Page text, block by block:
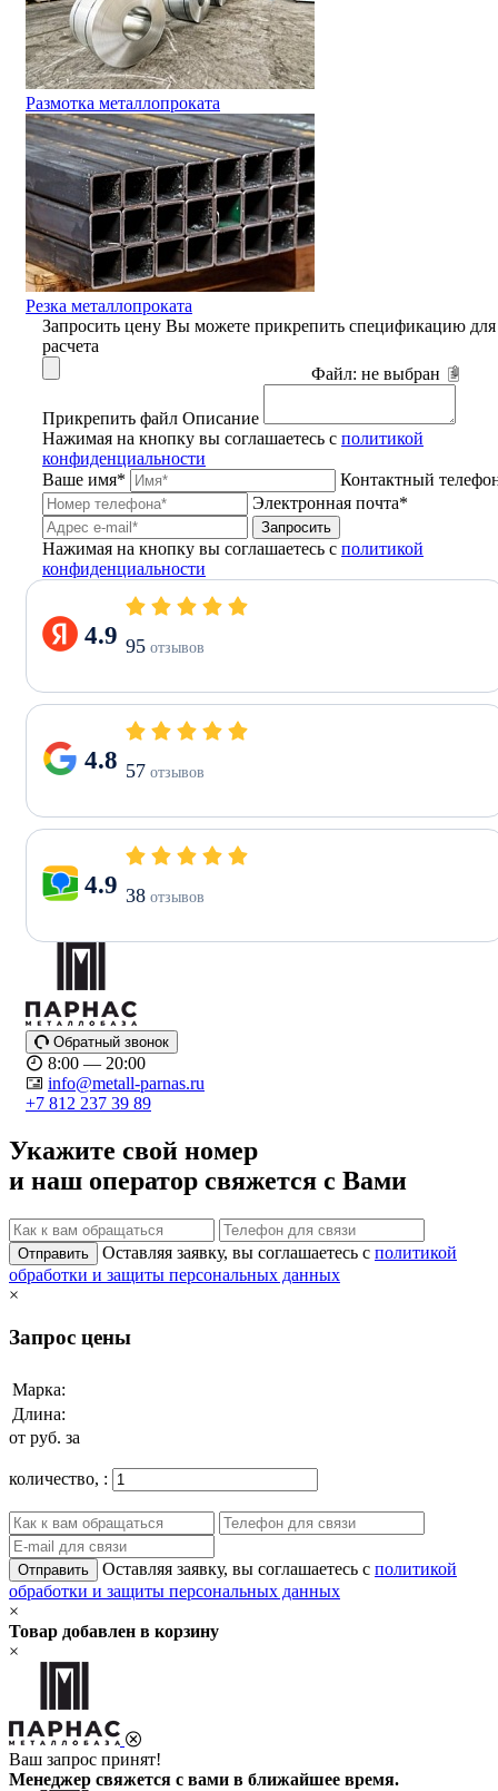
Размотка металлопроката
Резка металлопроката
Запросить цену Вы можете прикрепить спецификацию для
расчета
Файл: не выбран
Прикрепить файл Описание
Нажимая на кнопку вы соглашаетесь с политикой
конфиденциальности
Ваше имя*
Контактный
Электронная почта*
Запросить
Нажимая на кнопку вы соглашаетесь с политикой
конфиденциальности
4.9 95 отзывов
4.8 57 отзывов
4.9 38 отзывов
Обратный звонок
8:00 — 20:00
info@metall-parnas.ru
+7 812 237 39 89
Укажите свой номер
и наш оператор свяжется с Вами
Отправить Оставляя заявку, вы соглашаетесь с политикой
обработки и защиты персональных данных
×
Запрос цены
Марка:
Длина:
от руб. за
количество, :
Отправить Оставляя заявку, вы соглашаетесь с политикой
обработки и защиты персональных данных
×
Товар добавлен в корзину
×
Ваш запрос принят!
Менеджер свяжется с вами в ближайшее время.